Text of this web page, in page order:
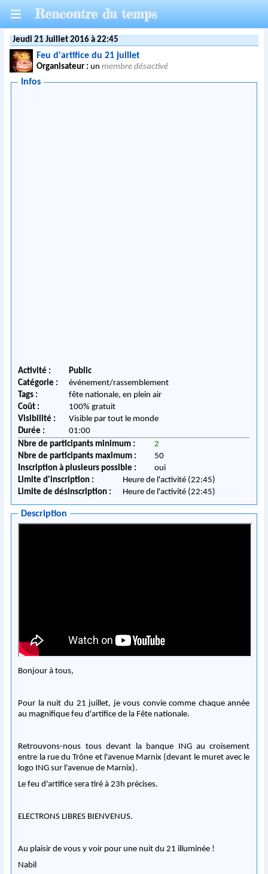
Rencontre du temps
Jeudi 21 Juillet 2016 à 22:45
Feu d'artifice du 21 juillet
Organisateur : unmembre désactivé
Infos
Activité :
Public
Catégorie :
événement/rassemblement
Tags :
fête nationale, en plein air
Coût :
100% gratuit
Visibilité :
Visible par tout le monde
Durée :
01:00
Nbre de participants minimum :
2
Nbre de participants maximum :
50
Inscription à plusieurs possible :
oui
Limite d'inscription :
Heure de l'activité (22:45)
Limite de désinscription :
Heure de l'activité (22:45)
Description
Bonjour à tous,
Pour la nuit du 21 juillet, je vous convie comme chaque année
au magnifique feu d'artifice de la Fête nationale.
Retrouvons-nous tous devant la banque ING au croisement
entre la rue du Trône et l'avenue Marnix (devant le muret avec le
logo ING sur l'avenue de Marnix).
Le feu d'artifice sera tiré à 23h précises.
ELECTRONS LIBRES BIENVENUS.
Au plaisir de vous y voir pour une nuit du 21 illuminée !
Nabil